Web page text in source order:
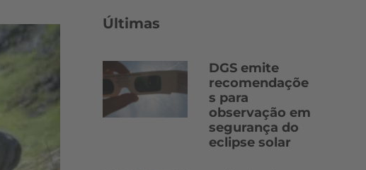
Últimas
DGS emite
recomendaçõe
s para
observação em
segurança do
eclipse solar